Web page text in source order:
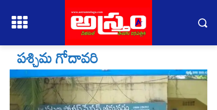
పశ్చిమ గోదావరి